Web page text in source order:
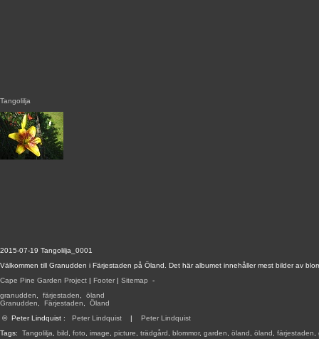
2015-07-19 Tangolilja_0001
Välkommen till Granudden i Färjestaden på Öland. Det här albumet innehåller mest bilder av
Cape Pine Garden Project | Footer | Sitemap -
granudden
färjestaden
öland
Granudden
Färjestaden
Öland
© Peter Lindquist : Peter Lindquist | Peter Lindquist
Tags: Tangolilja bild foto image picture trädgård blommor, garden öland öland färjestaden
Tangolilja